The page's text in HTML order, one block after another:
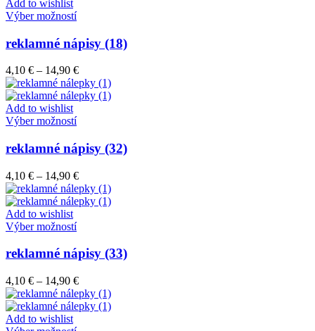
vybrať
na
stránke
produktu.
Add to wishlist
Výber možnostíTento
má
viacero
variantov.
Možnosti
si
môžete
vybrať
na
stránke
produktu.
reklamné nápisy (18)
4,10 € – 14,90 €Price
range:
4,10 €
Add to wishlist
Výber možnostíTento
má
viacero
variantov.
Možnosti
si
môžete
vybrať
na
stránke
produktu.
reklamné nápisy (32)
4,10 € – 14,90 €Price
range:
4,10 €
Add to wishlist
Výber možnostíTento
má
viacero
variantov.
Možnosti
si
môžete
vybrať
reklamné nápisy (33)
4,10 € – 14,90 €Price
range:
4,10 €
Add to wishlist